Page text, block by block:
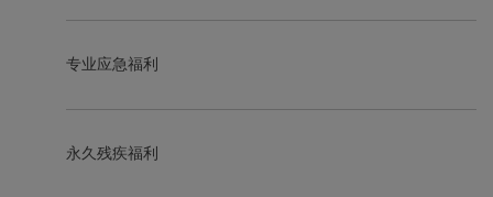
专业应急福利
永久残疾福利